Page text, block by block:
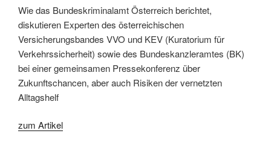
Wie das Bundeskriminalamt Österreich berichtet,
diskutieren Experten des österreichischen
Versicherungsbandes VVO und KEV (Kuratorium für
Verkehrssicherheit) sowie des Bundeskanzleramtes (BK)
bei einer gemeinsamen Pressekonferenz über
Zukunftschancen, aber auch Risiken der vernetzten
Alltagshelf
zum Artikel